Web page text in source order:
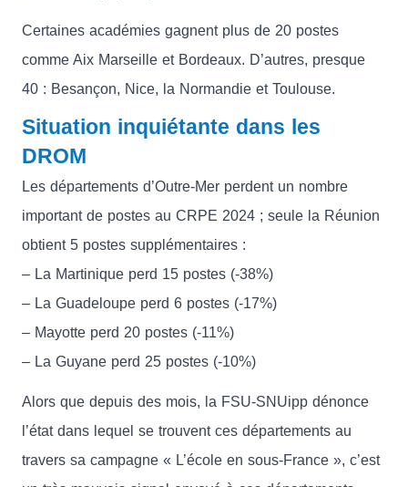
Certaines académies gagnent plus de 20 postes
comme Aix Marseille et Bordeaux. D’autres, presque
40 : Besançon, Nice, la Normandie et Toulouse.
Situation inquiétante dans les
DROM
Les départements d’Outre-Mer perdent un nombre
important de postes au CRPE 2024 ; seule la Réunion
obtient 5 postes supplémentaires :
– La Martinique perd 15 postes (-38%)
– La Guadeloupe perd 6 postes (-17%)
– Mayotte perd 20 postes (-11%)
– La Guyane perd 25 postes (-10%)
Alors que depuis des mois, la FSU-SNUipp dénonce
l’état dans lequel se trouvent ces départements au
travers sa campagne « L’école en sous-France », c’est